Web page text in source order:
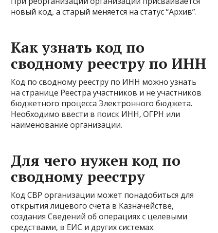
новый код, а старый меняется на статус “Архив”.
Как узнать код по
сводному реестру по ИНН
Код по сводному реестру по ИНН можно узнать
на странице Реестра участников и не участников
бюджетного процесса Электронного бюджета.
Необходимо ввести в поиск ИНН, ОГРН или
наименование организации.
Для чего нужен код по
сводному реестру
Код СВР организации может понадобиться для
открытия лицевого счета в Казначействе,
создания Сведений об операциях с целевыми
средствами, в ЕИС и других системах.